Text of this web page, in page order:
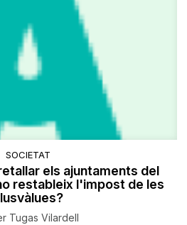
SOCIETAT
els ajuntaments del
restableix l'impost de les
Tugas Vilardell